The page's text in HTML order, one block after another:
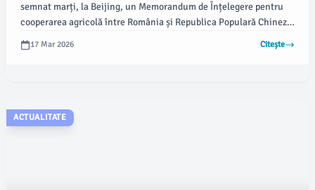
semnat marți, la Beijing, un Memorandum de Înțelegere pentru
cooperarea agricolă între România și Republica Populară Chineză.
Acest acord promite să deschidă noi oportunități pentru sectorul
agroalimentar românesc și să extindă exporturile pe piețe
17 Mar 2026 Citește
ACTUALITATE